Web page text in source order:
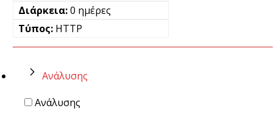
0 ημέρες
HTTP
Ανάλυσης
Ανάλυσης